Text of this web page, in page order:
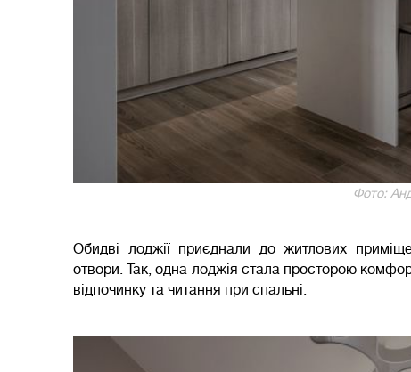
Фото:
Обидві лоджії приєднали до житлових
отвори. Так, одна лоджія стала просторою
відпочинку та читання при спальні.